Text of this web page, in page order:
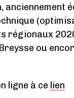
régionaux
ou
ligne à ce lien